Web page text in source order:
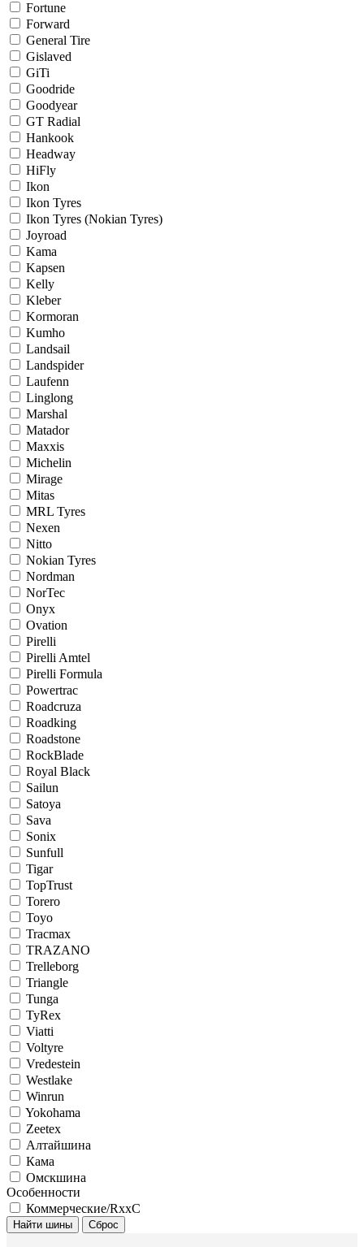
Fortune
Forward
General Tire
Gislaved
GiTi
Goodride
Goodyear
GT Radial
Hankook
Headway
HiFly
Ikon
Ikon Tyres
Ikon Tyres (Nokian Tyres)
Joyroad
Kama
Kapsen
Kelly
Kleber
Kormoran
Kumho
Landsail
Landspider
Laufenn
Linglong
Marshal
Matador
Maxxis
Michelin
Mirage
Mitas
MRL Tyres
Nexen
Nitto
Nokian Tyres
Nordman
NorTec
Onyx
Ovation
Pirelli
Pirelli Amtel
Pirelli Formula
Powertrac
Roadcruza
Roadking
Roadstone
RockBlade
Royal Black
Sailun
Satoya
Sava
Sonix
Sunfull
Tigar
TopTrust
Torero
Toyo
Tracmax
TRAZANO
Trelleborg
Triangle
Tunga
TyRex
Viatti
Voltyre
Vredestein
Westlake
Winrun
Yokohama
Zeetex
Алтайшина
Кама
Омскшина
Особенности
Коммерческие/RxxC
Найти шины Сброс